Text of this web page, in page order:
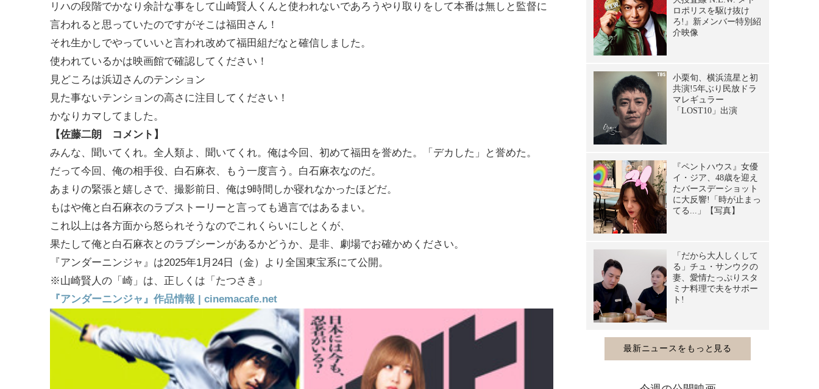
リハの段階でかなり余計な事をして山崎賢人くんと使われないであろうやり取りをして本番は無しと監督に
言われると思っていたのですがそこは福田さん！
それ生かしでやっていいと言われ改めて福田組だなと確信しました。
使われているかは映画館で確認してください！
見どころは浜辺さんのテンション
見た事ないテンションの高さに注目してください！
かなりカマしてました。
【佐藤二朗 コメント】
みんな、聞いてくれ。全人類よ、聞いてくれ。俺は今回、初めて福田を誉めた。「デカした」と誉めた。
だって今回、俺の相手役、白石麻衣、もう一度言う。白石麻衣なのだ。
あまりの緊張と嬉しさで、撮影前日、俺は9時間しか寝れなかったほどだ。
もはや俺と白石麻衣のラブストーリーと言っても過言ではあるまい。
これ以上は各方面から怒られそうなのでこれくらいにしとくが、
果たして俺と白石麻衣とのラブシーンがあるかどうか、是非、劇場でお確かめください。
『アンダーニンジャ』は2025年1月24日（金）より全国東宝系にて公開。
※山崎賢人の「崎」は、正しくは「たつさき」
『アンダーニンジャ』作品情報 | cinemacafe.net